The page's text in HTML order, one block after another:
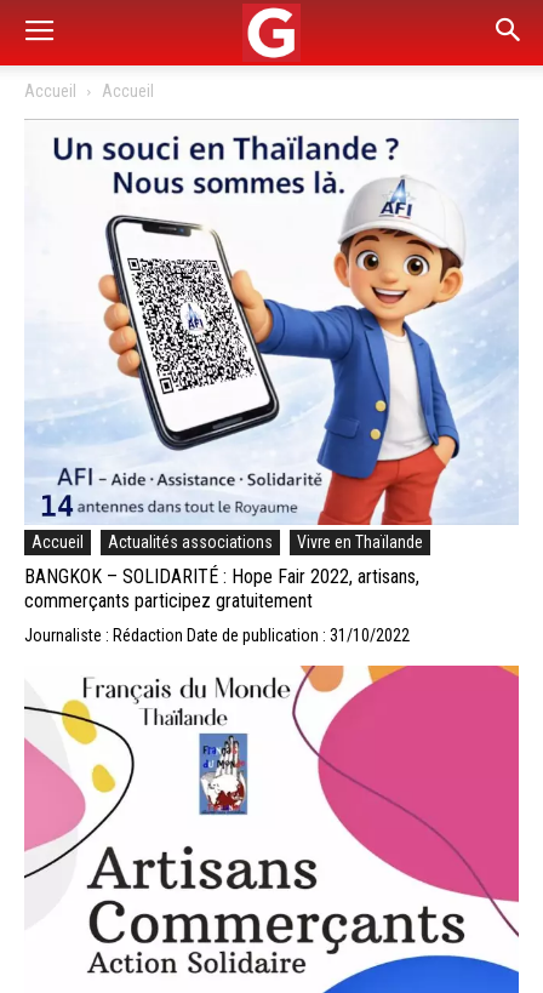
Accueil Accueil
Accueil Actualités associations Vivre en Thaïlande
BANGKOK – SOLIDARITÉ : Hope Fair 2022, artisans,
commerçants participez gratuitement
Journaliste : Rédaction Date de publication : 31/10/2022